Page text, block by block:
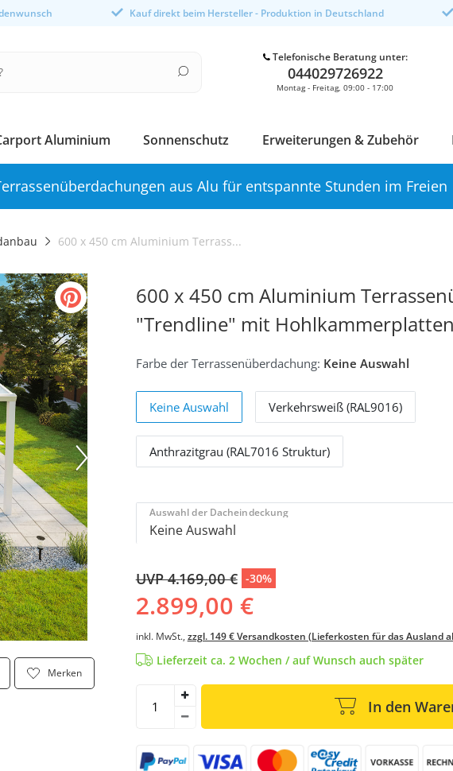
Kauf direkt beim Hersteller - Produktion in Deutschland
Telefonische Beratung unter:
044029726922
Montag - Freitag, 09:00 - 17:00
Aluminium Sonnenschutz Erweiterungen & Zubehör
aus Alu für entspannte Stunden im Freien
600 x 450 cm Aluminium Terrass...
Merken
600 x 450 cm Aluminium
"Trendline" mit Hohlkammerplatten
Farbe der Terrassenüberdachung: Keine Auswahl
Keine Auswahl Verkehrsweiß (RAL9016)
Anthrazitgrau (RAL7016 Struktur)
Auswahl der Dacheindeckung
UVP 4.169,00 € -30%
2.899,00 €
inkl. MwSt., zzgl. 149 € Versandkosten (Lieferkosten für das Ausland
Lieferzeit ca. 2 Wochen / auf Wunsch auch später
In den